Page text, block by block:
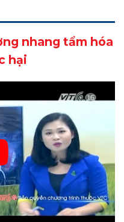
nhang tẩm hóa
hại